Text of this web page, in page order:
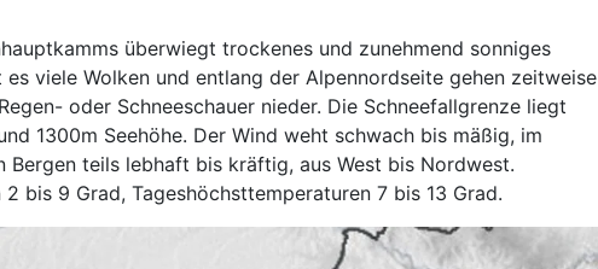
überwiegt trockenes und zunehmend sonniges
viele Wolken und entlang der Alpennordseite gehen zeitweise
oder Schneeschauer nieder. Die Schneefallgrenze liegt
1300m Seehöhe. Der Wind weht schwach bis mäßig, im
Bergen teils lebhaft bis kräftig, aus West bis Nordwest.
2 bis 9 Grad, Tageshöchsttemperaturen 7 bis 13 Grad.